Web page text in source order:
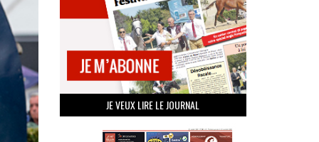
JE VEUX LIRE LE JOURNAL